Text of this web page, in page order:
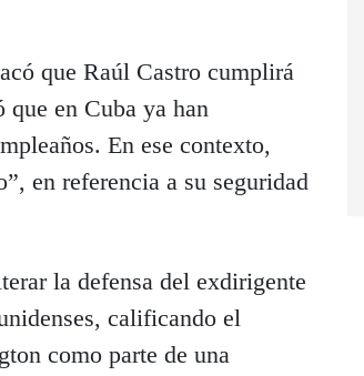
que Raúl Castro cumplirá
en Cuba ya han
En ese contexto,
en referencia a su seguridad
la defensa del exdirigente
calificando el
como parte de una